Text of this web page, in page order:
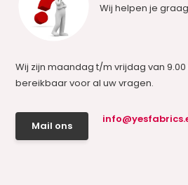
Wij helpen je
Wij zijn maandag t/m vrijdag van 9.00
bereikbaar voor al uw vragen.
Mail ons